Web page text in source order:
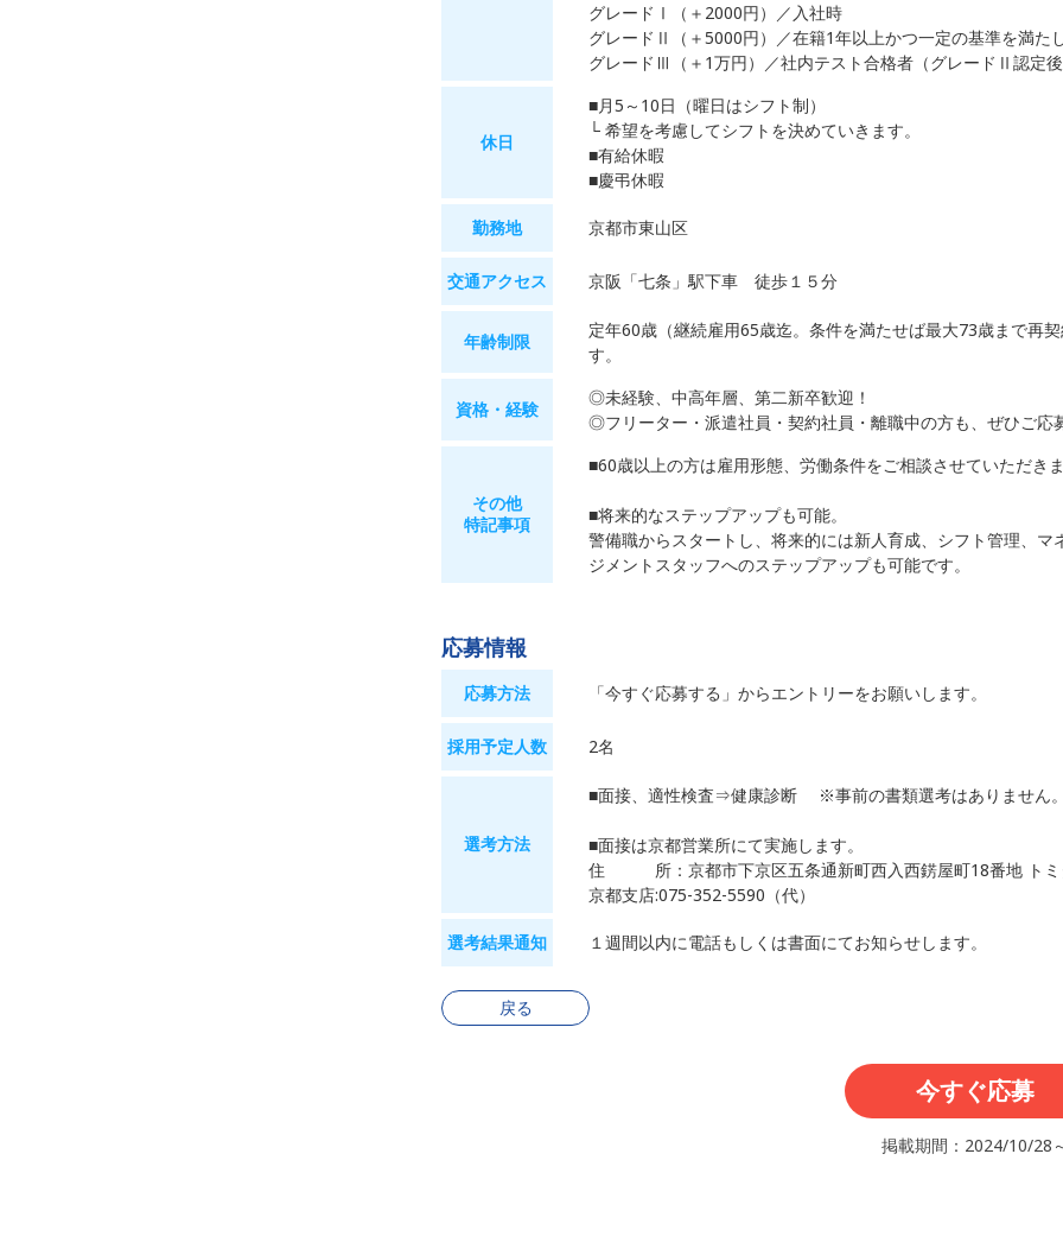
グレードⅠ（＋2000円）／入社時
グレードⅡ（＋5000円）／在籍1年以上かつ一定の基準を満た
グレードⅢ（＋1万円）／社内テスト合格者（グレードⅡ認定後
休日
■月5～10日（曜日はシフト制）
└ 希望を考慮してシフトを決めていきます。
■有給休暇
■慶弔休暇
勤務地 京都市東山区
交通アクセス 京阪「七条」駅下車 徒歩１５分
年齢制限
定年60歳（継続雇用65歳迄。条件を満たせば最大73歳まで再
す。
資格・経験
◎未経験、中高年層、第二新卒歓迎！
◎フリーター・派遣社員・契約社員・離職中の方も、ぜひご応
その他
特記事項
■60歳以上の方は雇用形態、労働条件をご相談させていただきま
■将来的なステップアップも可能。
警備職からスタートし、将来的には新人育成、シフト管理、
ジメントスタッフへのステップアップも可能です。
応募情報
応募方法 「今すぐ応募する」からエントリーをお願いします。
採用予定人数 2名
選考方法
■面接、適性検査⇒健康診断 ※事前の書類選考はありません。
■面接は京都営業所にて実施します。
住 所：京都市下京区五条通新町西入西錺屋町18番地 トミ
京都支店:075-352-5590（代）
選考結果通知 １週間以内に電話もしくは書面にてお知らせします。
戻る
今すぐ応募
掲載期間：2024/10/28